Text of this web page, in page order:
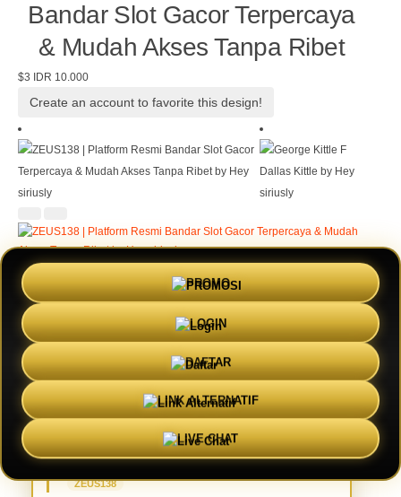
Bandar Slot Gacor Terpercaya
& Mudah Akses Tanpa Ribet
$3 IDR 10.000
Create an account to favorite this design!
SLOT88
LOGIN DAFTAR
INFORMASI LENGKAP ZEUS138
Nama Situs
ZEUS138
PROMO
LOGIN
DAFTAR
LINK ALTERNATIF
LIVE CHAT